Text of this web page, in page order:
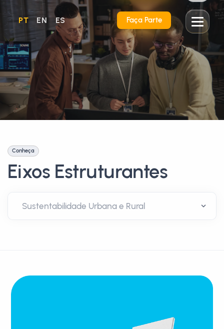
PT EN ES Faça Parte
Conheça
Eixos Estruturantes